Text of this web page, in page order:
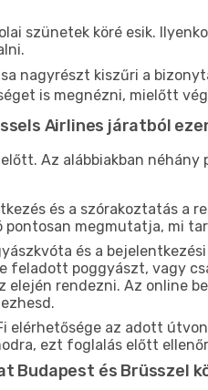
szünetek köré esik.
nagyrészt kiszűri a
is megnézni, mielőtt
Airlines járatból
Az alábbiakban
és a szórakoztatás a
megmutatja, mi
és a
feladott poggyászt, vagy
elején rendezni. Az online
elérhetősége az adott
ezt foglalás előtt
Budapest és Brüsszel